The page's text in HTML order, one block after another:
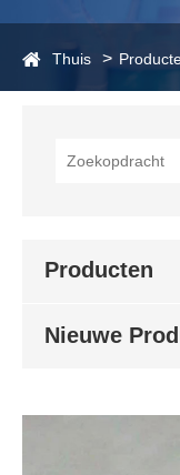
Thuis
Producten
Nieuwe